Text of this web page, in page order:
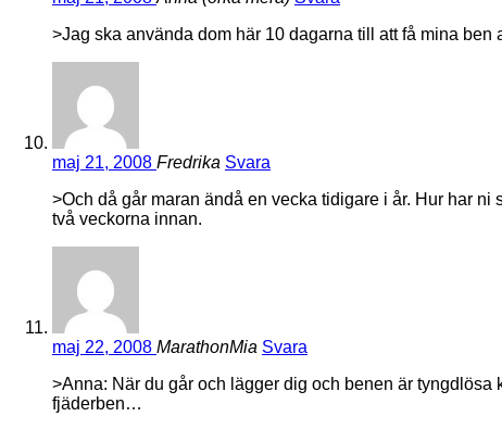
>Jag ska använda dom här 10 dagarna till att få mina
maj 21, 2008 Fredrika Svara
>Och då går maran ändå en vecka tidigare i år. Hur har
två veckorna innan.
maj 22, 2008 MarathonMia Svara
>Anna: När du går och lägger dig och benen är
fjäderben…